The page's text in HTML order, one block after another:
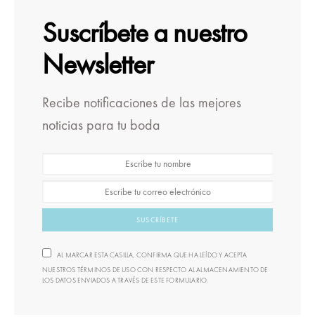
Suscríbete a nuestro
Newsletter
Recibe notificaciones de las mejores
noticias para tu boda
SUSCRÍBETE
AL MARCAR ESTA CASILLA, CONFIRMA QUE HA LEÍDO Y ACEPTA
NUESTROS TÉRMINOS DE USO CON RESPECTO AL ALMACENAMIENTO DE
LOS DATOS ENVIADOS A TRAVÉS DE ESTE FORMULARIO.